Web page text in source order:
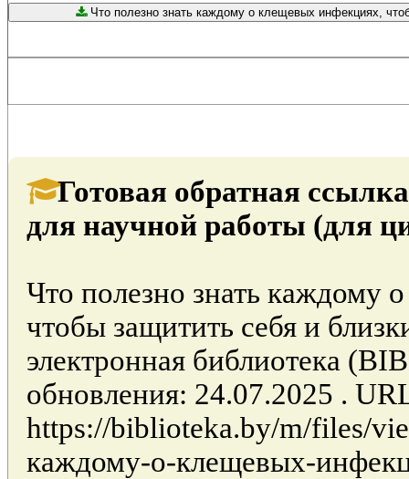
Что полезно знать каждому о клещевых инфекциях,
Готовая обратная
для научной работы (для
Что полезно знать каждому
чтобы защитить себя и
электронная библиотека
обновления: 24.07.2025 .
https://biblioteka.by/m/files/
каждому-о-клещевых-